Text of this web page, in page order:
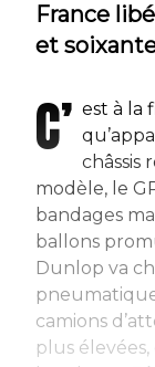
France
et
C’ est à la
châssis
modèle, le
bandages
ballons
Dunlop va
camions
plus